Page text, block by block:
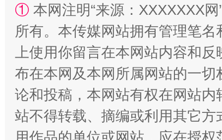
国家大学科技园优化重塑工作
① 本网注明“来源：XXXXXXX
所有。本传媒网站拥有管理笔
上使用你留言在本网站内容和
布在本网及本网所属网站的一
论和投稿，本网站有权在网站
站不得转载、摘编或利用其它